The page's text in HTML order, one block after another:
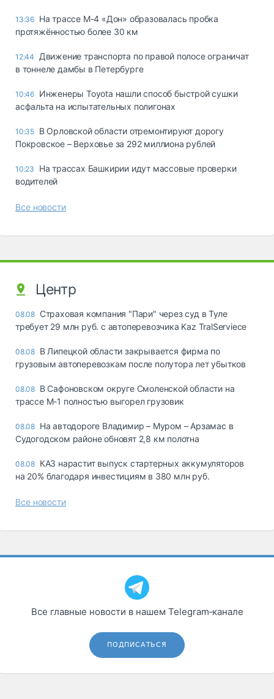
13:36 На трассе М-4 «Дон» образовалась пробка
протяжённостью более 30 км
12:44
Движение транспорта по правой полосе ограничат
в тоннеле дамбы в Петербурге
10:46 Инженеры Toyota нашли способ быстрой сушки
асфальта на испытательных полигонах
10:35 В Орловской области отремонтируют дорогу
Покровское – Верховье за 292 миллиона рублей
10:23
На трассах Башкирии идут массовые проверки
водителей
Все новости
Центр
08.08 Страховая компания "Пари" через суд в Туле
требует 29 млн руб. с автоперевозчика Kaz TralServiece
08.08 В Липецкой области закрывается фирма по
грузовым автоперевозкам после полутора лет убытков
08.08 В Сафоновском округе Смоленской области на
трассе М-1 полностью выгорел грузовик
08.08 На автодороге Владимир – Муром – Арзамас в
Судогодском районе обновят 2,8 км полотна
08.08 КАЗ нарастит выпуск стартерных аккумуляторов
на 20% благодаря инвестициям в 380 млн руб.
Все новости
Все главные новости в нашем Telegram‑канале
ПОДПИСАТЬСЯ